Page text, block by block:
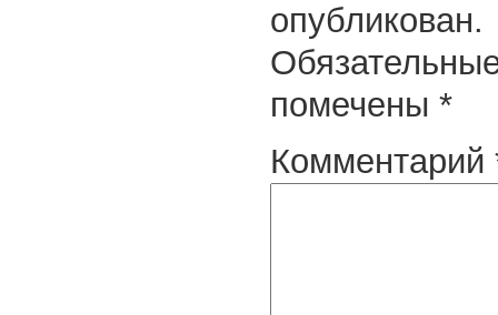
опубликован.
помечены *
Комментарий